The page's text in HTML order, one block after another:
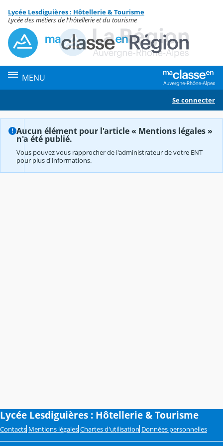
Contenu
Lycée Lesdiguières : Hôtellerie & Tourisme
Lycée des métiers de l'hôtellerie et du tourisme
MENU
Se connecter
Aucun élément pour l'article « Mentions légales »
n'a été publié.
Vous pouvez vous rapprocher de l'administrateur de votre ENT
pour plus d'informations.
Lycée Lesdiguières : Hôtellerie & Tourisme
Contacts Mentions légales Chartes d'utilisation Données personnelles